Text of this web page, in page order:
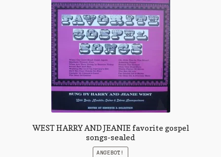
WEST HARRY AND JEANIE favorite gospel
songs-sealed
ANGEBOT!